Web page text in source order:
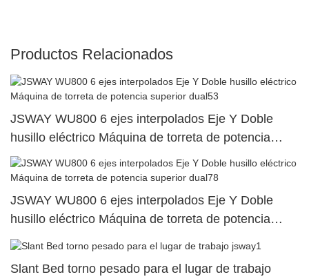
Productos Relacionados
JSWAY WU800 6 ejes interpolados Eje Y Doble
husillo eléctrico Máquina de torreta de potencia
superior dual53
JSWAY WU800 6 ejes interpolados Eje Y Doble
husillo eléctrico Máquina de torreta de potencia
superior dual78
Slant Bed torno pesado para el lugar de trabajo